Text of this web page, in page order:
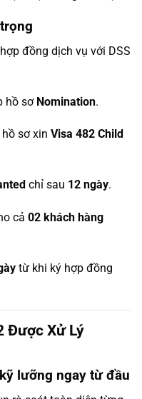
đồng dịch vụ với DSS
hồ sơ Nomination.
hồ sơ xinVisa 482 Child
chỉ sau 12 ngày.
cả02 khách hàng
từ khi ký hợp đồng
Được Xử Lý
lưỡng ngay từ đầu